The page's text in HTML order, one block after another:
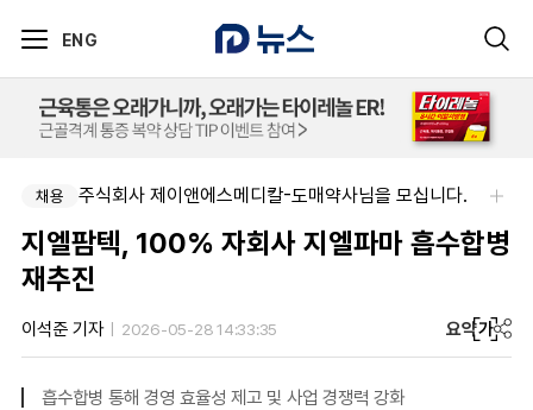
ENG
채용 주식회사 제이앤에스메디칼-도매약사님을 모십니다.
지엘팜텍, 100% 자회사 지엘파마 흡수합병
재추진
이석준 기자 2026-05-28 14:33:35 요약가
흡수합병 통해 경영 효율성 제고 및 사업 경쟁력 강화